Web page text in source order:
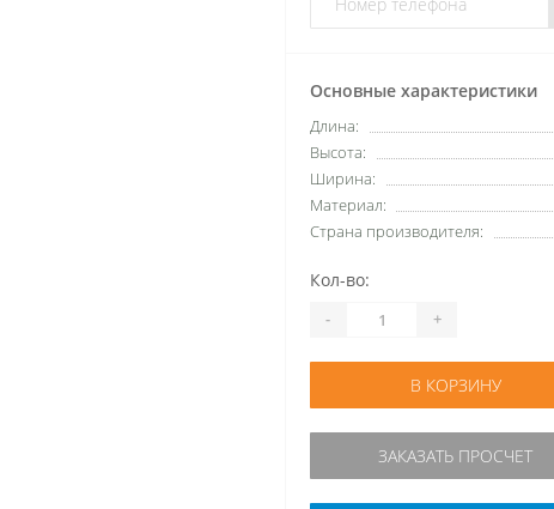
Основные характеристики
Длина:
Высота:
Ширина:
Материал:
Страна производителя:
Кол-во:
- +
В КОРЗИНУ
ЗАКАЗАТЬ ПРОСЧЕТ